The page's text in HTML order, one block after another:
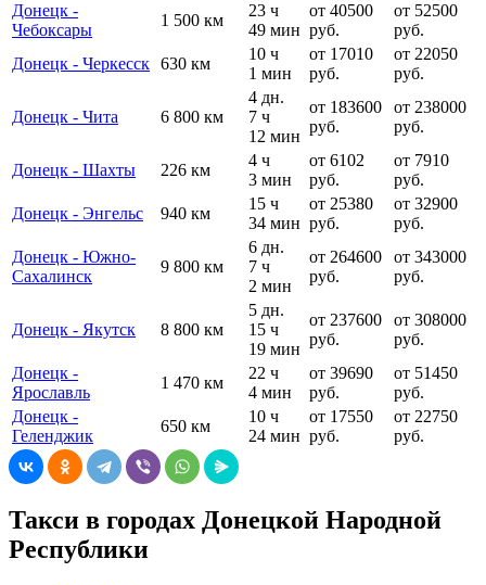
Донецк -
Чебоксары
1 500 км
23 ч
49 мин
от 40500
руб.
от 52500
руб.
Донецк - Черкесск 630 км
10 ч
1 мин
от 17010
руб.
от 22050
руб.
Донецк - Чита 6 800 км
4 дн.
7 ч
12 мин
от 183600
руб.
от 238000
руб.
Донецк - Шахты 226 км
4 ч
3 мин
от 6102
руб.
от 7910
руб.
Донецк - Энгельс
940 км
15 ч
34 мин
от 25380
руб.
от 32900
руб.
Донецк - Южно-
Сахалинск
9 800 км
6 дн.
7 ч
2 мин
от 264600
руб.
от 343000
руб.
Донецк - Якутск 8 800 км
5 дн.
15 ч
19 мин
от 237600
руб.
от 308000
руб.
Донецк -
Ярославль
1 470 км
22 ч
4 мин
от 39690
руб.
от 51450
руб.
Донецк -
Геленджик
650 км
10 ч
24 мин
от 17550
руб.
от 22750
руб.
Такси в городах Донецкой Народной
Республики